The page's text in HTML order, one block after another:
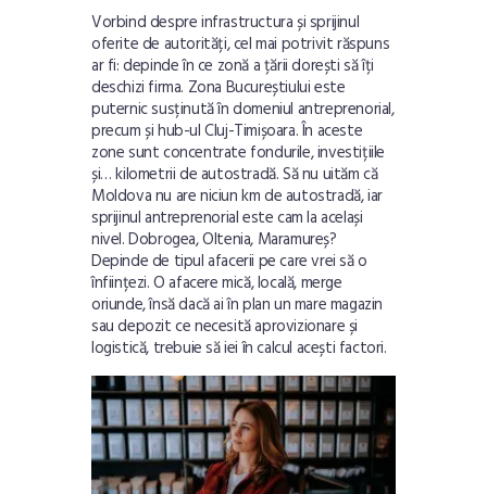
Vorbind despre infrastructura și sprijinul
oferite de autorități, cel mai potrivit răspuns
ar fi: depinde în ce zonă a țării dorești să îți
deschizi firma. Zona Bucureștiului este
puternic susținută în domeniul antreprenorial,
precum și hub-ul Cluj-Timișoara. În aceste
zone sunt concentrate fondurile, investițiile
și… kilometrii de autostradă. Să nu uităm că
Moldova nu are niciun km de autostradă, iar
sprijinul antreprenorial este cam la același
nivel. Dobrogea, Oltenia, Maramureș?
Depinde de tipul afacerii pe care vrei să o
înființezi. O afacere mică, locală, merge
oriunde, însă dacă ai în plan un mare magazin
sau depozit ce necesită aprovizionare și
logistică, trebuie să iei în calcul acești factori.